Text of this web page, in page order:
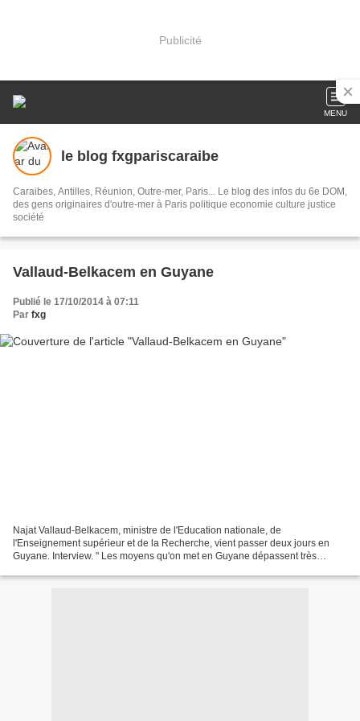
Publicité
MENU
le blog fxgpariscaraibe
Caraibes, Antilles, Réunion, Outre-mer, Paris... Le blog des infos du 6e DOM,
des gens originaires d'outre-mer à Paris politique economie culture justice
société
Vallaud-Belkacem en Guyane
Publié le 17/10/2014 à 07:11
Par fxg
Najat Vallaud-Belkacem, ministre de l'Education nationale, de
l'Enseignement supérieur et de la Recherche, vient passer deux jours en
Guyane. Interview. " Les moyens qu'on met en Guyane dépassent très